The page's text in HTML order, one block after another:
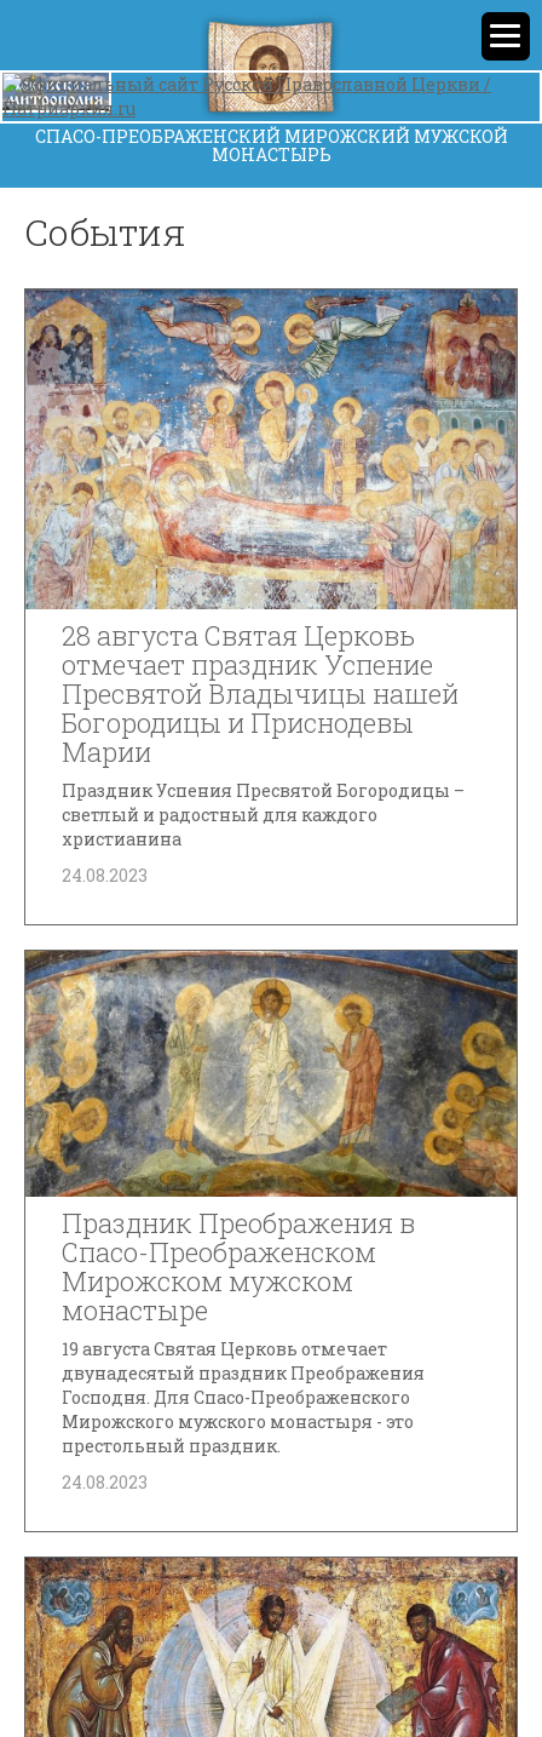
СПАСО-ПРЕОБРАЖЕНСКИЙ МИРОЖСКИЙ МУЖСКОЙ
МОНАСТЫРЬ
События
28 августа Святая Церковь
отмечает праздник Успение
Пресвятой Владычицы нашей
Богородицы и Приснодевы
Марии
Праздник Успения Пресвятой Богородицы –
светлый и радостный для каждого
христианина
24.08.2023
Праздник Преображения в
Спасо-Преображенском
Мирожском мужском
монастыре
19 августа Святая Церковь отмечает
двунадесятый праздник Преображения
Господня. Для Спасо-Преображенского
Мирожского мужского монастыря - это
престольный праздник.
24.08.2023